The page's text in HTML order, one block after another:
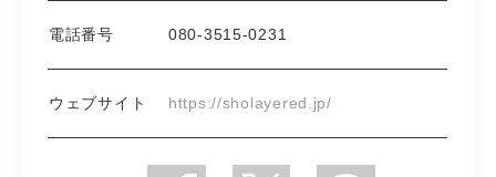
電話番号 080-3515-0231
ウェブサイト https://sholayered.jp/